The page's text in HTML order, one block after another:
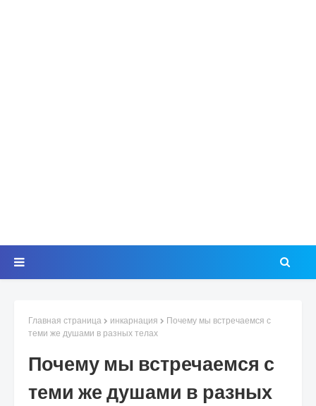
Главная страница инкарнация
Почему мы встречаемся с
теми же душами в разных телах
Почему мы встречаемся с
теми же душами в разных